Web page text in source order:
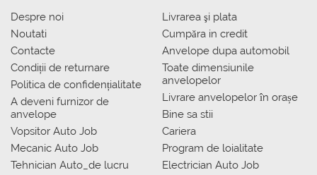
Despre noi
Noutati
Contacte
Condiții de returnare
Politica de confidențialitate
A deveni furnizor de
anvelope
Vopsitor Auto Job
Mecanic Auto Job
Tehnician Auto_de lucru
Livrarea şi plata
Сumpăra in credit
Anvelope dupa automobil
Toate dimensiunile
anvelopelor
Livrare anvelopelor în orașe
Bine sa stii
Cariera
Program de loialitate
Electrician Auto Job